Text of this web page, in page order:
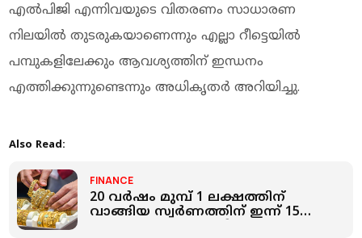
എല്‍പിജി എന്നിവയുടെ വിതരണം സാധാരണ
നിലയില്‍ തുടരുകയാണെന്നും എല്ലാ റീട്ടെയില്‍
പമ്പുകളിലേക്കും ആവശ്യത്തിന് ഇന്ധനം
എത്തിക്കുന്നുണ്ടെന്നും അധികൃതര്‍ അറിയിച്ചു.
Also Read:
FINANCE
20 വർഷം മുമ്പ് 1 ലക്ഷത്തിന്
വാങ്ങിയ സ്വർണത്തിന് ഇന്ന് 15